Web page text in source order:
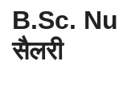
B.Sc.
सैलरी